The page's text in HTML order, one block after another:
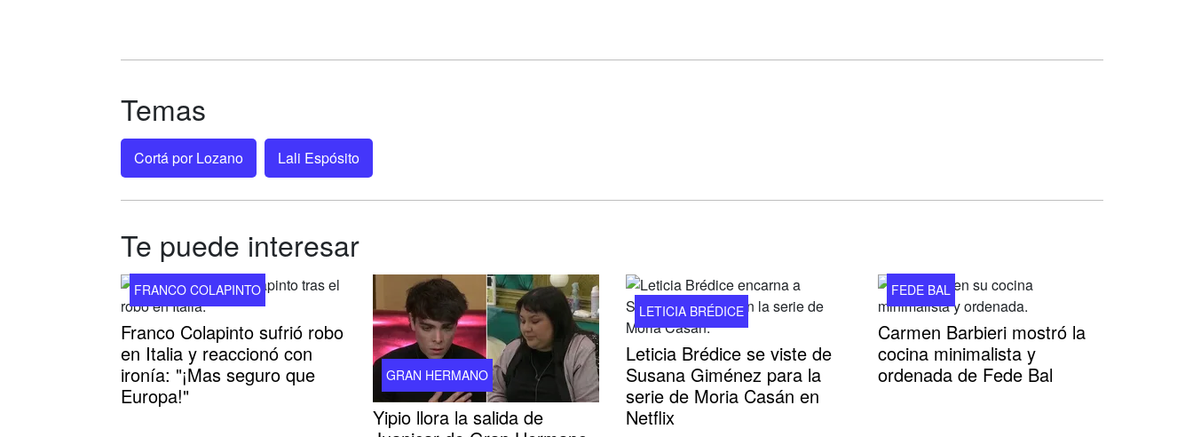
Temas
Cortá por Lozano Lali Espósito
Te puede interesar
FRANCO COLAPINTO
Franco Colapinto sufrió robo
en Italia y reaccionó con
ironía: "¡Mas seguro que
Europa!"
GRAN HERMANO
Yipio llora la salida de
LETICIA BRÉDICE
Leticia Brédice se viste de
Susana Giménez para la
serie de Moria Casán en
Netflix
FEDE BAL
Carmen Barbieri mostró la
cocina minimalista y
ordenada de Fede Bal